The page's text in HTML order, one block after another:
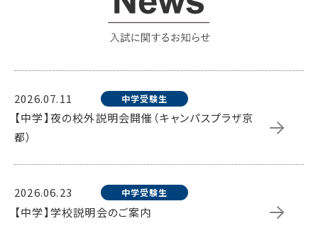
2026.07.11 中学受験生
【中学】夜の校外説明会開催（キャンパスプラザ京
都）
2026.06.23 中学受験生
【中学】学校説明会のご案内